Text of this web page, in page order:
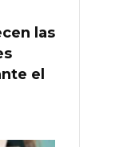
las
el